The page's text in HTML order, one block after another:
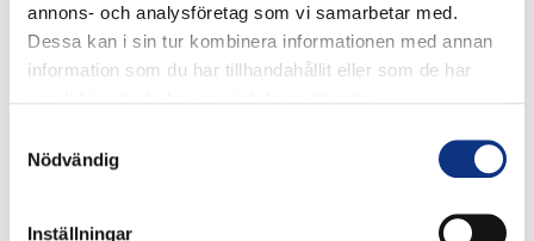
annons- och analysföretag som vi samarbetar med.
Dessa kan i sin tur kombinera informationen med annan
information som du har tillhandahållit eller som de har
Nödvändig
Inställningar